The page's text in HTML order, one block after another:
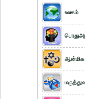
உலகம்